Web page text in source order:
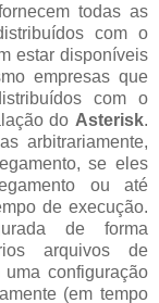
todas as
com o
estar disponíveis
empresas que
com o
do Asterisk.
arbitrariamente,
se eles
ou até
de execução.
de forma
arquivos de
configuração
(em tempo